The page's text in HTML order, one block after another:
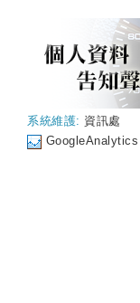
系統維護: 資訊處
GoogleAnalytics